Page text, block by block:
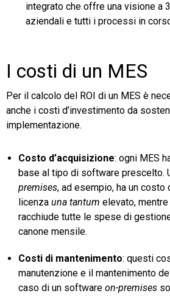
integrato che offre una visione a
aziendali e tutti i processi in
I costi di un MES
Per il calcolo del ROI di un MES è
anche i costi d’investimento da
implementazione.
Costo d’acquisizione: ogni MES
base al tipo di software prescelto.
premises, ad esempio, ha un
licenza una tantum elevato,
racchiude tutte le spese di
canone mensile.
Costi di mantenimento: questi
manutenzione e il mantenimento
caso di un software on-premises